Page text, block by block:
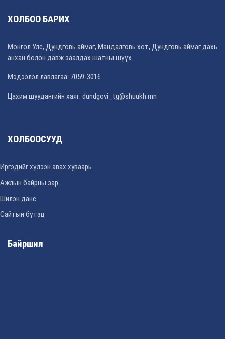
ХОЛБОО БАРИХ
Монгол Улс, Дундговь аймаг, Мандалговь хот, Дундговь аймаг дахь
анхан болон давж заалдах шатны шүүх
Мэдээлэл лавлагаа: 7059-3016
Цахим шуудангийн хаяг: dundgovi_tg@shuukh.mn
ХОЛБООСУУД
Иргэдийг хүлээн авах хуваарь
Ажлын байрны зар
Шилэн данс
Сайтын бүтэц
Байршил